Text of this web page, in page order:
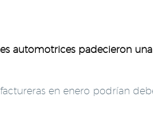
automotrices padecieron
en enero podrían